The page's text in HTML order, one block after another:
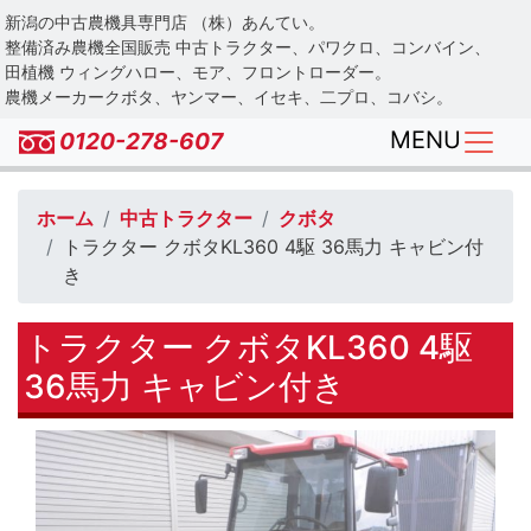
Skip
to
main
content
新潟の中古農機具専門店 （株）あんてい。
整備済み農機全国販売 中古トラクター、パワクロ、コンバイン、
田植機 ウィングハロー、モア、フロントローダー。
農機メーカークボタ、ヤンマー、イセキ、二プロ、コバシ。
0120-278-607 MENU
ホーム 中古トラクター
クボタ
トラクター クボタKL360 4駆 36馬力 キャビン付
き
トラクター クボタKL360 4駆
36馬力 キャビン付き